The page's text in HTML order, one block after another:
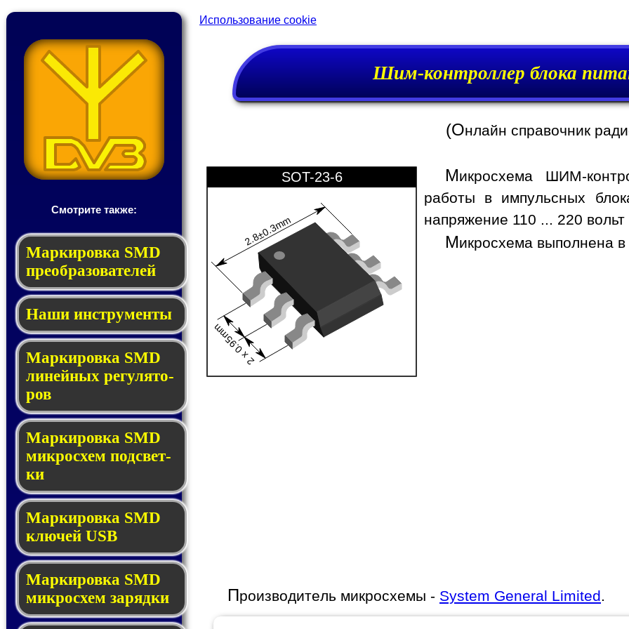
Смотрите также:
Мар­ки­ров­ка SMD
пре­об­ра­зо­ва­те­лей
Наши инструменты
Маркировка SMD
ли­ней­ных ре­гу­ля­то­
ров
Маркировка SMD
мик­ро­схем под­свет­
ки
Маркировка SMD
клю­чей USB
Маркировка SMD
мик­рос­хем за­ряд­ки
Использование cookie
Шим-контроллер блока
(Онлайн справочник
2.8±0.3mm
2 x 0.95mm
SOT-23-6 Микросхема ШИМ-
работы в импульсных
напряжение 110 ... 220
Микросхема выполнена
Производитель микросхемы - System General Limited